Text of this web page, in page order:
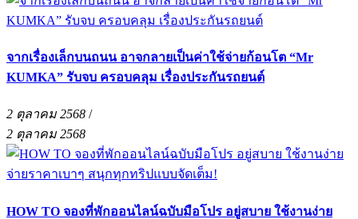
จากเรื่องเล็กบนถนน อาจกลายเป็นค่าใช้จ่ายก้อนโต “Mr
KUMKA” รับจบ ครอบคลุม เรื่องประกันรถยนต์
2 ตุลาคม 2568 /
2 ตุลาคม 2568
HOW TO จองที่พักออนไลน์ฉบับมือโปร อยู่สบาย ใช้งานง่าย